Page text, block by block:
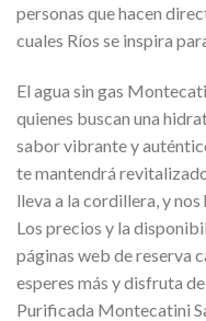
personas que hacen
cuales Ríos se inspira
El agua sin gas
quienes buscan una
sabor vibrante y
te mantendrá
lleva a la cordillera, y
Los precios y la
páginas web de reserva
esperes más y disfruta
Purificada Montecatini